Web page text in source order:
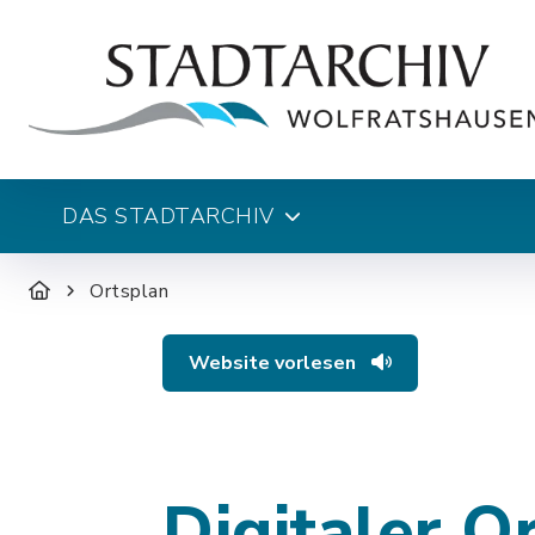
DAS STADTARCHIV
Ortsplan
Website vorlesen